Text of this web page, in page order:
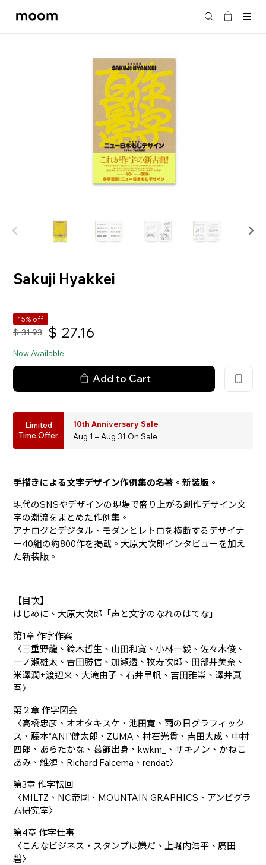
moom
Search
Sakuji Hyakkei
15% off
$ 31.93 $ 27.16
Now Available
Add to Cart
Limited
Time Offer
10th Anniversary Sale
Aug 1 – Aug 31 On Sale
手描きによる文字デザイン作例集の名著。新装版。
現代のSNSやデザインの現場で盛り上がる創作デザイン文
字の潮流をまとめた作例集。
アナログとデジタル、モダンとレトロを横断するデザイナ
ー40組の約800作を掲載。大原大次郎インタビューを加え
た新装版。
【目次】
はじめに、大原大次郎「声と文字のなれのはてな」
第1章 作字作案
〈三重野龍、鈴木哲生、山田和寛、小林一毅、佐々木俊、
一ノ瀬雄太、𠮷田勝信、加瀬透、牧寿次郎、田部井美奈、
米澤潤+渡辺来、大滝由子、石井早帆、吉田雅崇、澤井真
吾〉
第２章 作字図会
〈高橋忠彦、オオタキスケ、池田寛、雨の日グラフィック
ス、藤本“ANI”健太郎、ZUMA、村石光貴、吉田大成、中村
四郎、あらたかな、葛飾出身、kwkm_、ザキノン、かねこ
あみ、維漣、Richard Falcema、rendat〉
第3章 作字転回
〈MILTZ、NC帝國、MOUNTAIN GRAPHICS、アンビグラ
ム研究室〉
第4章 作字仕事
〈こんなビジネス・スタンプは嫌だ、上堀内浩平、廣田
碧〉